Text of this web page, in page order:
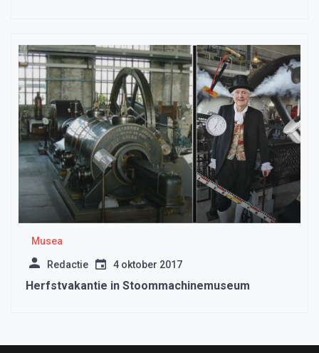
Musea
Redactie 4 oktober 2017
Herfstvakantie in Stoommachinemuseum